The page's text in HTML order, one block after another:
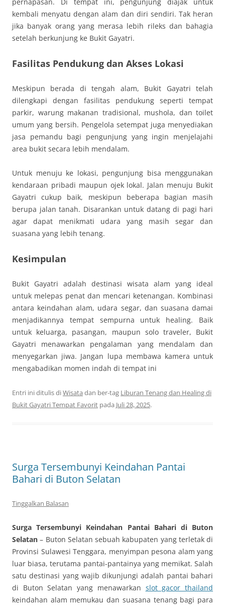
kembali menyatu dengan alam dan diri sendiri. Tak heran
jika banyak orang yang merasa lebih rileks dan bahagia
setelah berkunjung ke Bukit Gayatri.
Fasilitas Pendukung dan Akses Lokasi
Meskipun berada di tengah alam, Bukit Gayatri telah
dilengkapi dengan fasilitas pendukung seperti tempat
parkir, warung makanan tradisional, mushola, dan toilet
umum yang bersih. Pengelola setempat juga menyediakan
jasa pemandu bagi pengunjung yang ingin menjelajahi
area bukit secara lebih mendalam.
Untuk menuju ke lokasi, pengunjung bisa menggunakan
kendaraan pribadi maupun ojek lokal. Jalan menuju Bukit
Gayatri cukup baik, meskipun beberapa bagian masih
berupa jalan tanah. Disarankan untuk datang di pagi hari
agar dapat menikmati udara yang masih segar dan
suasana yang lebih tenang.
Kesimpulan
Bukit Gayatri adalah destinasi wisata alam yang ideal
untuk melepas penat dan mencari ketenangan. Kombinasi
antara keindahan alam, udara segar, dan suasana damai
menjadikannya tempat sempurna untuk healing. Baik
untuk keluarga, pasangan, maupun solo traveler, Bukit
Gayatri menawarkan pengalaman yang mendalam dan
menyegarkan jiwa. Jangan lupa membawa kamera untuk
mengabadikan momen indah di tempat ini
Entri ini ditulis diWisata dan ber-tag Liburan Tenang dan Healing di
Bukit Gayatri Tempat Favorit pada Juli 28, 2025.
Surga Tersembunyi Keindahan Pantai
Bahari di Buton Selatan
Tinggalkan Balasan
Surga Tersembunyi Keindahan Pantai Bahari di Buton
Selatan – Buton Selatan sebuah kabupaten yang terletak di
Provinsi Sulawesi Tenggara, menyimpan pesona alam yang
luar biasa, terutama pantai-pantainya yang memikat. Salah
satu destinasi yang wajib dikunjungi adalah pantai bahari
di Buton Selatan yang menawarkan slot gacor thailand
keindahan alam memukau dan suasana tenang bagi para